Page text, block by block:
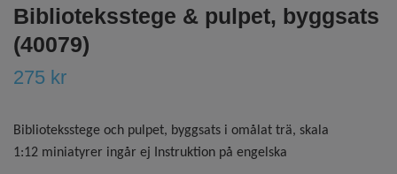
Biblioteksstege & pulpet, byggsats
(40079)
275 kr
Biblioteksstege och pulpet, byggsats i omålat trä, skala
1:12 miniatyrer ingår ej Instruktion på engelska